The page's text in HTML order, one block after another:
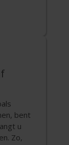
bent
u
Zo,